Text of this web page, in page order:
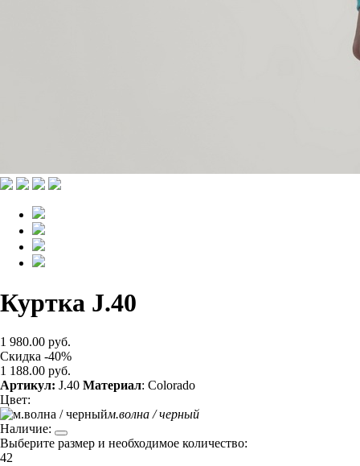
Куртка J.40
1 980.00 руб.
Скидка -40%
1 188.00 руб.
Артикул: J.40 Материал: Colorado
Цвет:
м.волна / черный
Наличие:
Выберите размер и необходимое количество:
42